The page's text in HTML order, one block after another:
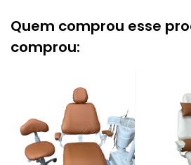
Quem comprou esse
comprou: